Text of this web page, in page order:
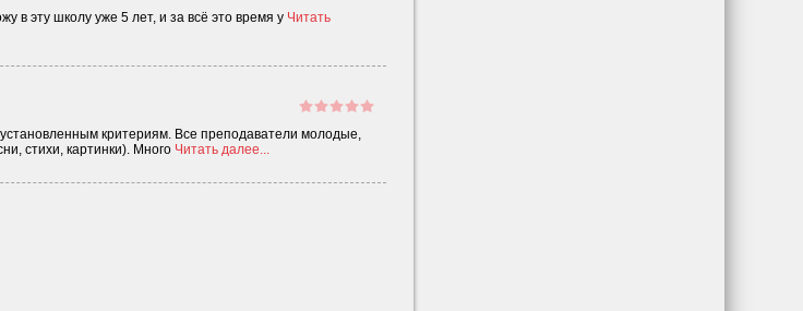
в эту школу уже 5 лет, и за всё это время у Читать
критериям. Все преподаватели молодые,
стихи, картинки). Много Читать далее...